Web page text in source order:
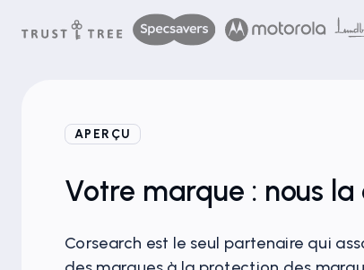
APERÇU
Votre marque : nous
Corsearch est le seul partenaire qui